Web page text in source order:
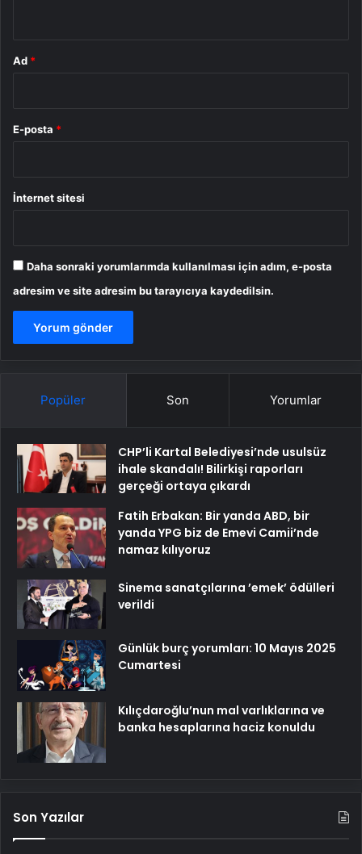
Ad *
E-posta *
İnternet sitesi
Daha sonraki yorumlarımda kullanılması için adım, e-posta
adresim ve site adresim bu tarayıcıya kaydedilsin.
Popüler Son Yorumlar
CHP’li Kartal Belediyesi’nde usulsüz
ihale skandalı! Bilirkişi raporları
gerçeği ortaya çıkardı
Fatih Erbakan: Bir yanda ABD, bir
yanda YPG biz de Emevi Camii’nde
namaz kılıyoruz
Sinema sanatçılarına ’emek’ ödülleri
verildi
Günlük burç yorumları: 10 Mayıs 2025
Cumartesi
Kılıçdaroğlu’nun mal varlıklarına ve
banka hesaplarına haciz konuldu
Son Yazılar